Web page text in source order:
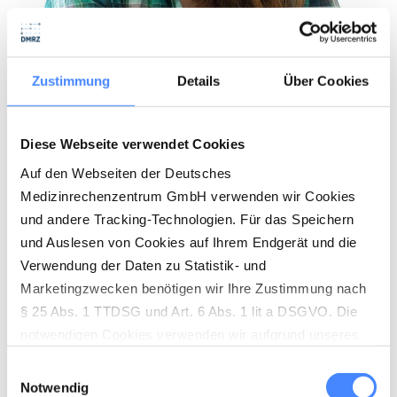
Zustimmung Details Über Cookies
Diese Webseite verwendet Cookies
Auf den Webseiten der Deutsches
Medizinrechenzentrum GmbH verwenden wir Cookies
und andere Tracking-Technologien. Für das Speichern
und Auslesen von Cookies auf Ihrem Endgerät und die
Verwendung der Daten zu Statistik- und
Marketingzwecken benötigen wir Ihre Zustimmung nach
§ 25 Abs. 1 TTDSG und Art. 6 Abs. 1 lit a DSGVO. Die
Herstellung der vollständigen Funktionalität unserer
Notwendig
Abonniere unseren Newsletter
Profitiere von den aktuellen News deiner Branche!
NEWSLETTER